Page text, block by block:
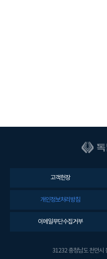
고객헌장
개인정보처리방침
이메일무단수집거부
31232 충청남도 천안시